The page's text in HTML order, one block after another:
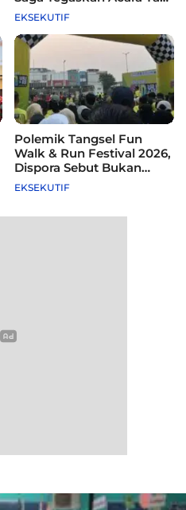
Difasilitasi Pemkot
EKSEKUTIF
Polemik Tangsel Fun
Walk & Run Festival 2026,
Dispora Sebut Bukan
Agenda Pemkot
EKSEKUTIF